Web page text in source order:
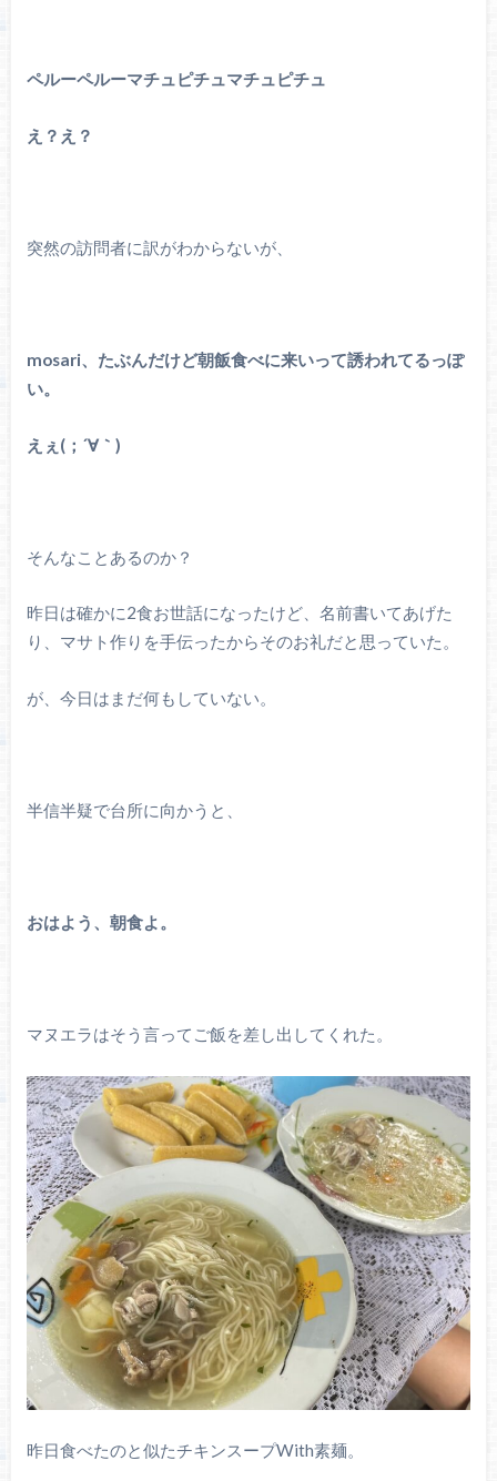
ペルーペルーマチュピチュマチュピチュ
え？え？
突然の訪問者に訳がわからないが、
mosari、たぶんだけど朝飯食べに来いって誘われてるっぽ
い。
えぇ(；´∀｀)
そんなことあるのか？
昨日は確かに2食お世話になったけど、名前書いてあげた
り、マサト作りを手伝ったからそのお礼だと思っていた。
が、今日はまだ何もしていない。
半信半疑で台所に向かうと、
おはよう、朝食よ。
マヌエラはそう言ってご飯を差し出してくれた。
昨日食べたのと似たチキンスープWith素麺。